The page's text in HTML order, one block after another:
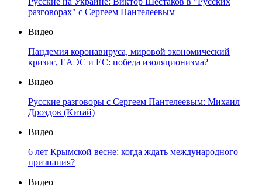
разговорах" с Сергеем Пантелеевым
Видео
Пандемия коронавируса, мировой экономический
кризис, ЕАЭС и ЕС: победа изоляционизма?
Видео
Русские разговоры с Сергеем Пантелеевым: Михаил
Дроздов (Китай)
Видео
6 лет Крымской весне: когда ждать международного
признания?
Видео